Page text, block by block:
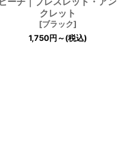
クレット
[ブラック]
1,750円～(税込)